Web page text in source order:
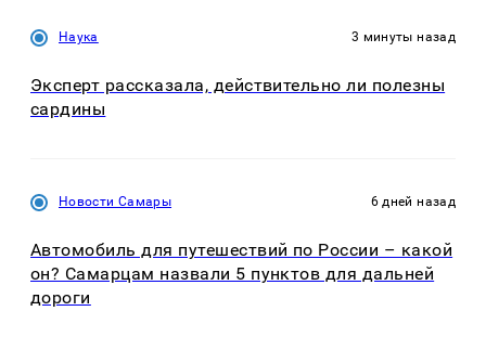
Наука 3 минуты назад
Эксперт рассказала, действительно ли полезны
сардины
Новости Самары 6 дней назад
Автомобиль для путешествий по России – какой
он? Самарцам назвали 5 пунктов для дальней
дороги